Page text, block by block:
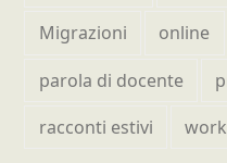
Migrazioni
online
parola di docente
racconti estivi